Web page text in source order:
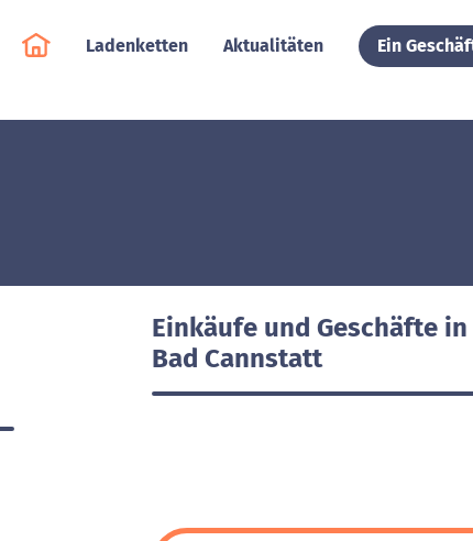
Ladenketten Aktualitäten Ein
Einkäufe und Geschäfte
Bad Cannstatt